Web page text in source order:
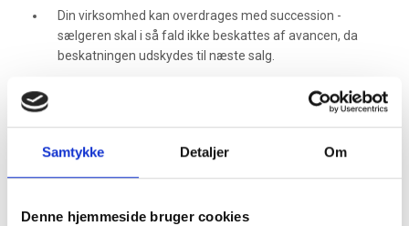
Samtykke Detaljer Om
Denne hjemmeside bruger cookies
Din virksomhed kan overdrages med succession -
sælgeren skal i så fald ikke beskattes af avancen, da
beskatningen udskydes til næste salg.
det opgøres om dit selskab er en pengetank
udlejningsvirksomheden overdrages med nedsat boafgift